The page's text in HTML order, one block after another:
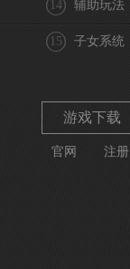
辅助玩法
14
子女系统
15
游戏下载
官网 注册